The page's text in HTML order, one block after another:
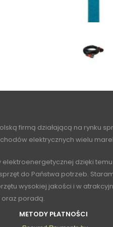
firmą działającą na rynku
elektrycznych wielu
elektroenergetycznej dzięki
do Państwa potrzeb.
wysokiej jakości i w
poradą.
METODY PŁATNOŚCI